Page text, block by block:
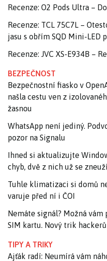
Recenze: O2 Pods Ultra –
Recenze: TCL 75C7L –
jasu s obřím SQD Mini-LED
Recenze: JVC XS-E934B –
BEZPEČNOST
Bezpečnostní fiasko v
našla cestu ven z
žasnou
WhatsApp není jediný.
pozor na Signalu
Ihned si aktualizujte
chyb, dvě z nich už se
Tuhle klimatizaci si domů
varuje před ní i ČOI
Nemáte signál? Možná
SIM kartu. Nový trik
TIPY A TRIKY
Ajťák radí: Neumírá vám